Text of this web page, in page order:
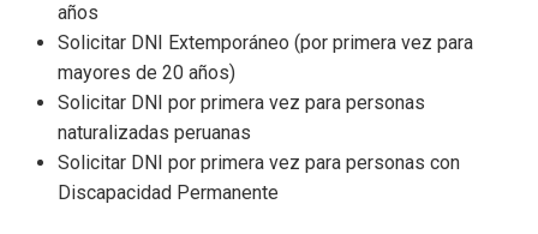
años
Solicitar DNI Extemporáneo (por primera vez para
mayores de 20 años)
Solicitar DNI por primera vez para personas
naturalizadas peruanas
Solicitar DNI por primera vez para personas con
Discapacidad Permanente